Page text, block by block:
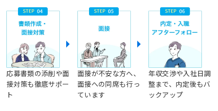
応募書類の添削や面
接対策も徹底サポー
ト
面接が不安な方へ、
面接への同席も行っ
ています
年収交渉や入社日調
整まで、内定後もバ
ックアップ